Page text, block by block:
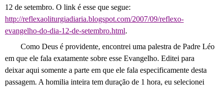
12 de setembro. O link é esse que segue:
http://reflexaoliturgiadiaria.blogspot.com/2007/09/reflexo-
evangelho-do-dia-12-de-setembro.html.
Como Deus é providente, encontrei uma palestra de Padre Léo
em que ele fala exatamente sobre esse Evangelho. Editei para
deixar aqui somente a parte em que ele fala especificamente desta
passagem. A homilia inteira tem duração de 1 hora, eu selecionei